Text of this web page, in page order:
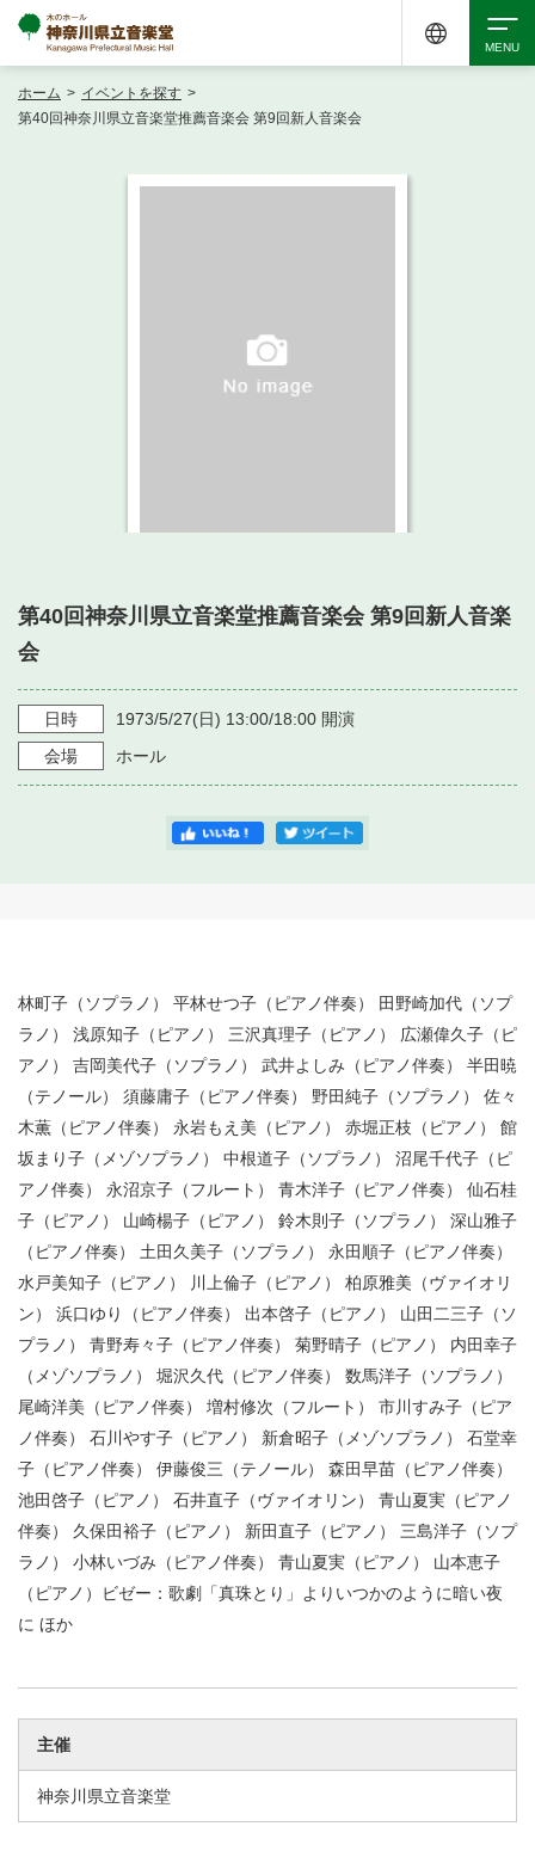
・ フロアマップ
・ 空き状況
・ 利用料金
・ フロアマップ
・ 芸術参与
神奈川県立音楽堂
SNS
ホーム > イベントを探す >
第40回神奈川県立音楽堂推薦音楽会 第9回新人音楽会
第40回神奈川県立音楽堂推薦音楽会 第9回新人音楽
会
日時 1973/5/27(日) 13:00/18:00 開演
会場
ホール
林町子（ソプラノ） 平林せつ子（ピアノ伴奏） 田野崎加代（ソプ
ラノ） 浅原知子（ピアノ） 三沢真理子（ピアノ） 広瀬偉久子（ピ
アノ） 吉岡美代子（ソプラノ） 武井よしみ（ピアノ伴奏） 半田暁
（テノール） 須藤庸子（ピアノ伴奏） 野田純子（ソプラノ） 佐々
木薫（ピアノ伴奏） 永岩もえ美（ピアノ） 赤堀正枝（ピアノ） 館
坂まり子（メゾソプラノ） 中根道子（ソプラノ） 沼尾千代子（ピ
アノ伴奏） 永沼京子（フルート） 青木洋子（ピアノ伴奏） 仙石桂
子（ピアノ） 山崎楊子（ピアノ） 鈴木則子（ソプラノ） 深山雅子
（ピアノ伴奏） 土田久美子（ソプラノ） 永田順子（ピアノ伴奏）
水戸美知子（ピアノ） 川上倫子（ピアノ） 柏原雅美（ヴァイオリ
ン） 浜口ゆり（ピアノ伴奏） 出本啓子（ピアノ） 山田二三子（ソ
プラノ） 青野寿々子（ピアノ伴奏） 菊野晴子（ピアノ） 内田幸子
（メゾソプラノ） 堀沢久代（ピアノ伴奏） 数馬洋子（ソプラノ）
尾崎洋美（ピアノ伴奏） 増村修次（フルート） 市川すみ子（ピア
ノ伴奏） 石川やす子（ピアノ） 新倉昭子（メゾソプラノ） 石堂幸
子（ピアノ伴奏） 伊藤俊三（テノール） 森田早苗（ピアノ伴奏）
池田啓子（ピアノ） 石井直子（ヴァイオリン） 青山夏実（ピアノ
伴奏） 久保田裕子（ピアノ） 新田直子（ピアノ） 三島洋子（ソプ
ラノ） 小林いづみ（ピアノ伴奏） 青山夏実（ピアノ） 山本恵子
（ピアノ）ビゼー：歌劇「真珠とり」よりいつかのように暗い夜
に ほか
主催
神奈川県立音楽堂